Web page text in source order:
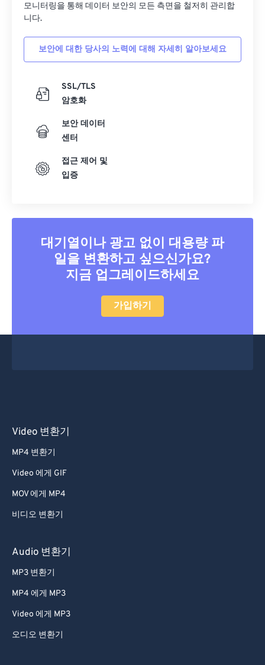
모니터링을 통해 데이터 보안의 모든 측면을 철저히 관리합
니다.
보안에 대한 당사의 노력에 대해 자세히 알아보세요
SSL/TLS
암호화
보안 데이터
센터
접근 제어 및
입증
대기열이나 광고 없이 대용량 파
일을 변환하고 싶으신가요?
지금 업그레이드하세요
가입하기
Video 변환기
MP4 변환기
Video 에게 GIF
MOV 에게 MP4
비디오 변환기
Audio 변환기
MP3 변환기
MP4 에게 MP3
Video 에게 MP3
오디오 변환기